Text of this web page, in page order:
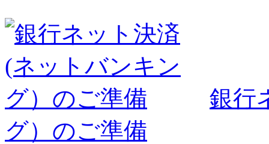
銀行
グ）のご準備